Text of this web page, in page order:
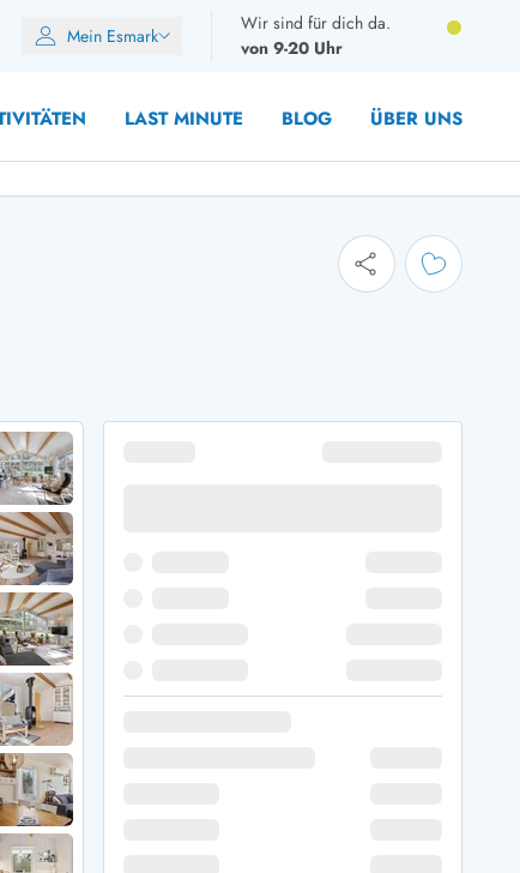
Mein Esmark
Wir sind für dich da.
von 9-20 Uhr
LAST MINUTE BLOG ÜBER UNS
Fjord